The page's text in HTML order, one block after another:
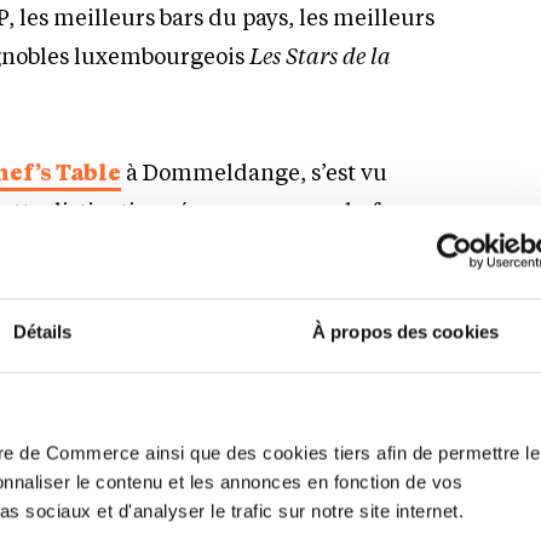
Détails À propos des cookies
de Commerce ainsi que des cookies tiers afin de permettre le
le contenu et les annonces en fonction de vos
sociaux et d'analyser le trafic sur notre site internet.
les meilleurs bars du pays, les meilleurs
luxembourgeois Les Stars de la
Table à Dommeldange, s’est vu
distinction récompense un chef
ses autres adresses comme
: